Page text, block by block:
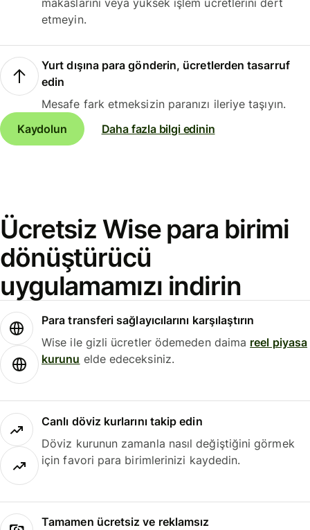
makaslarını veya yüksek işlem ücretlerini dert
etmeyin.
Yurt dışına para gönderin, ücretlerden tasarruf
edin
Mesafe fark etmeksizin paranızı ileriye taşıyın.
Kaydolun
Daha fazla bilgi edinin
Ücretsiz Wise para birimi
dönüştürücü
uygulamamızı indirin
Para transferi sağlayıcılarını karşılaştırın
Wise ile gizli ücretler ödemeden daima reel piyasa
kurunu elde edeceksiniz.
Canlı döviz kurlarını takip edin
Döviz kurunun zamanla nasıl değiştiğini görmek
için favori para birimlerinizi kaydedin.
Tamamen ücretsiz ve reklamsız